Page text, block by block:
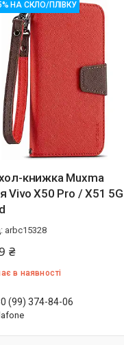
НА СКЛО/ПЛІВКУ
книжка Muxma
Vivo X50 Pro / X51 5G
arbc15328
₴
в наявності
(99) 374-84-06